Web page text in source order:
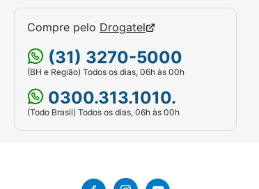
Compre pelo Drogatel
(31) 3270-5000
(BH e Região) Todos os dias, 06h às 00h
0300.313.1010.
(Todo Brasil) Todos os dias, 06h às 00h